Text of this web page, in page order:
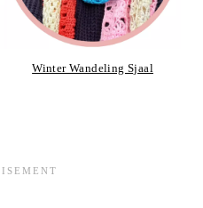
Winter Wandeling Sjaal